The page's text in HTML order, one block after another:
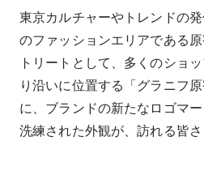
東京カルチャーやトレンドの
のファッションエリアである
トリートとして、多くのショ
り沿いに位置する「グラニフ
に、ブランドの新たなロゴマ
洗練された外観が、訪れる皆さ